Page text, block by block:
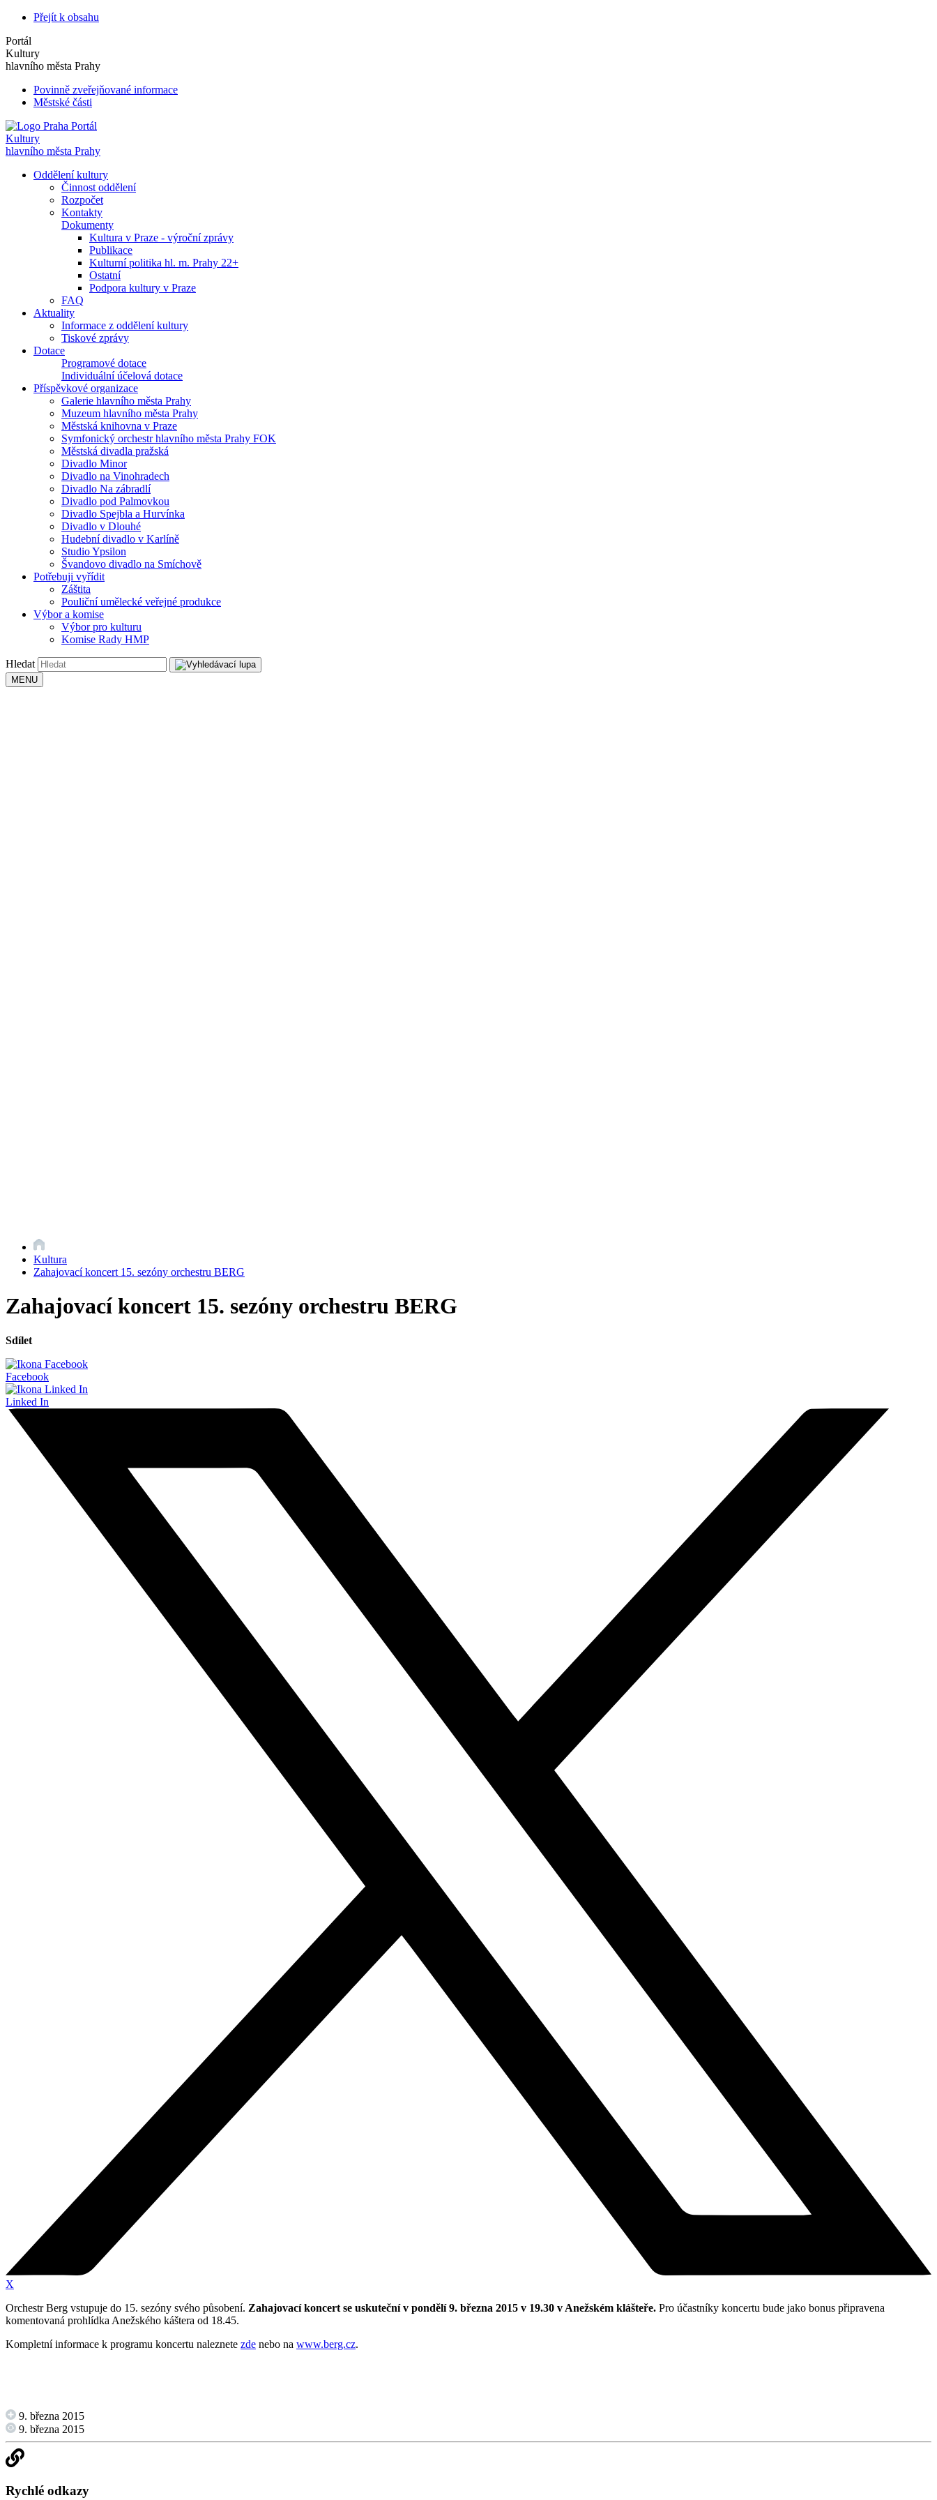
Přejít k obsahu
Portál
Kultury
hlavního města Prahy
Povinně zveřejňované informace
Městské části
Portál
Kultury
hlavního města Prahy
Oddělení kultury
Činnost oddělení
Rozpočet
Kontakty
Dokumenty
Kultura v Praze - výroční zprávy
Publikace
Kulturní politika hl. m. Prahy 22+
Ostatní
Podpora kultury v Praze
FAQ
Aktuality
Informace z oddělení kultury
Tiskové zprávy
Dotace
Programové dotace
Individuální účelová dotace
Příspěvkové organizace
Galerie hlavního města Prahy
Muzeum hlavního města Prahy
Městská knihovna v Praze
Symfonický orchestr hlavního města Prahy FOK
Městská divadla pražská
Divadlo Minor
Divadlo na Vinohradech
Divadlo Na zábradlí
Divadlo pod Palmovkou
Divadlo Spejbla a Hurvínka
Divadlo v Dlouhé
Hudební divadlo v Karlíně
Studio Ypsilon
Švandovo divadlo na Smíchově
Potřebuji vyřídit
Záštita
Pouliční umělecké veřejné produkce
Výbor a komise
Výbor pro kulturu
Komise Rady HMP
Hledat
MENU
Kultura
Zahajovací koncert 15. sezóny orchestru BERG
Zahajovací koncert 15. sezóny orchestru BERG
Sdílet
Facebook
Linked In
X
Orchestr Berg vstupuje do 15. sezóny svého působení. Zahajovací koncert se uskuteční v pondělí 9. března 2015 v 19.30 v Anežském klášteře. Pro účastníky koncertu bude jako bonus připravena
komentovaná prohlídka Anežského káštera od 18.45.
Kompletní informace k programu koncertu naleznete zde nebo na www.berg.cz.
9. března 2015
9. března 2015
Rychlé odkazy